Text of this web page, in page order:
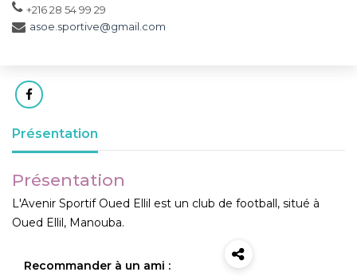
+216 28 54 99 29
asoe.sportive@gmail.com
Présentation
Présentation
L'Avenir Sportif Oued Ellil est un club de football, situé à
Oued Ellil, Manouba.
Recommander à un ami :